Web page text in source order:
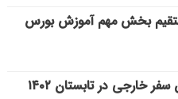
بخش مهم آموزش بورس
خارجی در تابستان ۱۴۰۲